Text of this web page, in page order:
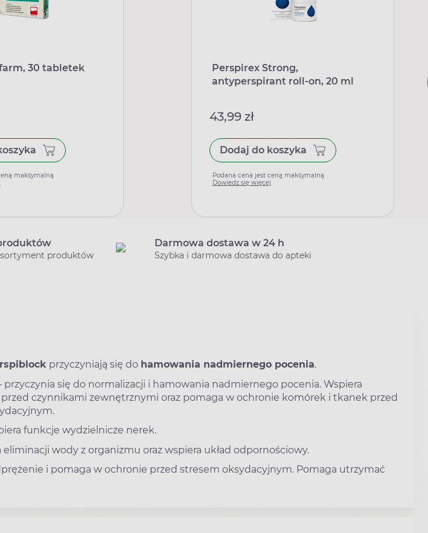
30 tabletek
maksymalną
Perspirex Strong,
antyperspirant roll-on, 20 ml
43,99 zł
Dodaj do koszyka
Podana cena jest ceną maksymalną
Dowiedz się więcej
produktów
Darmowa dostawa w 24 h
Szybka i darmowa dostawa do apteki
przyczyniają się do hamowania nadmiernego pocenia.
przyczynia się do normalizacji i hamowania nadmiernego pocenia. Wspiera
czynnikami zewnętrznymi oraz pomaga w ochronie komórek i tkanek przed
funkcje wydzielnicze nerek.
eliminacji wody z organizmu oraz wspiera układ odpornościowy.
i pomaga w ochronie przed stresem oksydacyjnym. Pomaga utrzymać